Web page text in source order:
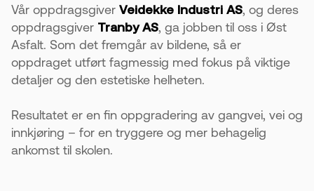
Vår oppdragsgiver Veidekke Industri AS, og deres
oppdragsgiver Tranby AS, ga jobben til oss i Øst
Asfalt. Som det fremgår av bildene, så er
oppdraget utført fagmessig med fokus på viktige
detaljer og den estetiske helheten.
Resultatet er en fin oppgradering av gangvei, vei og
innkjøring – for en tryggere og mer behagelig
ankomst til skolen.